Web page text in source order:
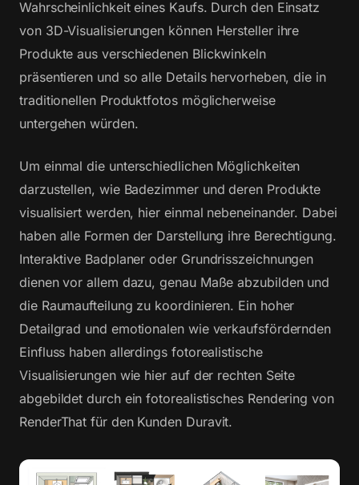
Wahrscheinlichkeit eines Kaufs. Durch den Einsatz
von 3D-Visualisierungen können Hersteller ihre
Produkte aus verschiedenen Blickwinkeln
präsentieren und so alle Details hervorheben, die in
traditionellen Produktfotos möglicherweise
untergehen würden.
Um einmal die unterschiedlichen Möglichkeiten
darzustellen, wie Badezimmer und deren Produkte
visualisiert werden, hier einmal nebeneinander. Dabei
haben alle Formen der Darstellung ihre Berechtigung.
Interaktive Badplaner oder Grundrisszeichnungen
dienen vor allem dazu, genau Maße abzubilden und
die Raumaufteilung zu koordinieren. Ein hoher
Detailgrad und emotionalen wie verkaufsfördernden
Einfluss haben allerdings fotorealistische
Visualisierungen wie hier auf der rechten Seite
abgebildet durch ein fotorealistisches Rendering von
RenderThat für den Kunden Duravit.